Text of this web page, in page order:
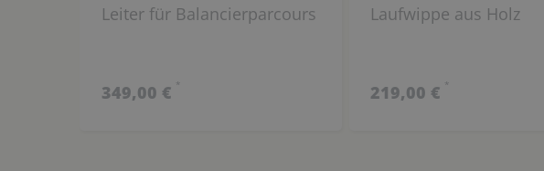
Leiter für Balancierparcours
349,00 € *
Laufwippe aus Holz
219,00 € *